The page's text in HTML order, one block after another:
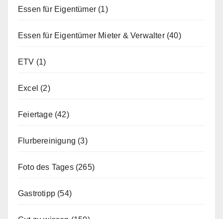
Essen für Eigentümer (1)
Essen für Eigentümer Mieter & Verwalter(40)
ETV (1)
Excel (2)
Feiertage(42)
Flurbereinigung (3)
Foto des Tages(265)
Gastrotipp (54)